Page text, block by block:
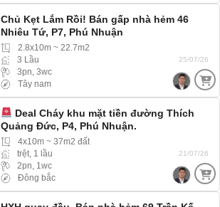
Chủ Kẹt Lắm Rồi! Bán gấp nhà hẻm 46
Nhiêu Tứ, P7, Phú Nhuận
2.8x10m ~ 22.7m2
3 Lầu
3pn, 3wc
Tây nam
25/07/26
Deal Cháy khu mặt tiền đường Thích
Quảng Đức, P4, Phú Nhuận.
4x10m ~ 37m2 đất
trệt, 1 lầu
2pn, 1wc
Đông bắc
21/07/26